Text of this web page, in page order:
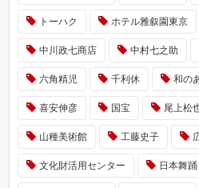
トーハク ホテル雅叙園東京
中川政七商店 中村七之助
六角精児 千利休 和の
喜安伸彦 国宝 尾上松
山種美術館 工藤史子
文化財活用センター 日本舞踊